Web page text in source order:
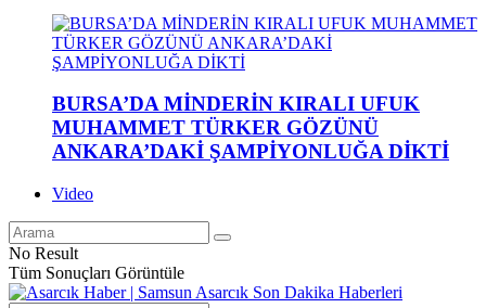
BURSA’DA MİNDERİN KIRALI UFUK
MUHAMMET TÜRKER GÖZÜNÜ
ANKARA’DAKİ ŞAMPİYONLUĞA DİKTİ
Video
No Result
Tüm Sonuçları Görüntüle